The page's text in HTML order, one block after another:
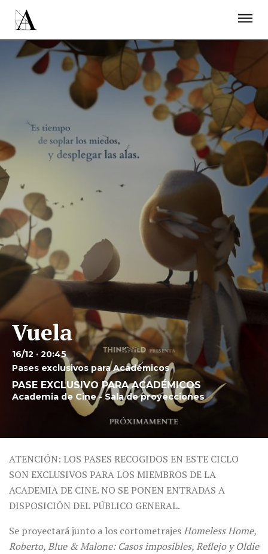
Vuela
16/12 · 20:45
Pases exclusivos para Académicos
PASE EXCLUSIVO PARA ACADÉMICOS
Academia de Cine - Sala de proyecciones
ATENCIÓN: LOS PASES RECOGIDOS EN ESTE CICLO
SON EXCLUSIVOS PARA LOS MIEMBROS DE LA
ACADEMIA DE CINE. NO SE PONEN ENTRADAS A
DISPOSICIÓN DEL PÚBLICO GENERAL.
Se proyectará junto a los cortometrajesHomeless Home,
Roberto, Blue & Malone: Casos imposibles, Reflejo y Oldie
ACTUALIDAD
PROYECTOS
RESIDENCIAS
ÚNETE A LA ACADEMIA DE CINE
PRENSA
NEWSLETTER